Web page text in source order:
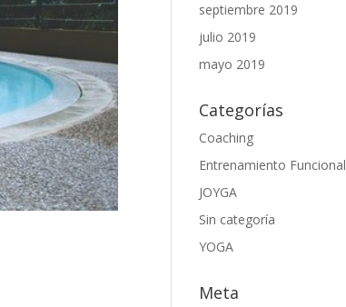
septiembre 2019
julio 2019
mayo 2019
Categorías
Coaching
Entrenamiento Funcional
JOYGA
Sin categoría
YOGA
Meta